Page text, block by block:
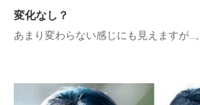
変化なし？
あまり変わらない感じにも見えますが…。